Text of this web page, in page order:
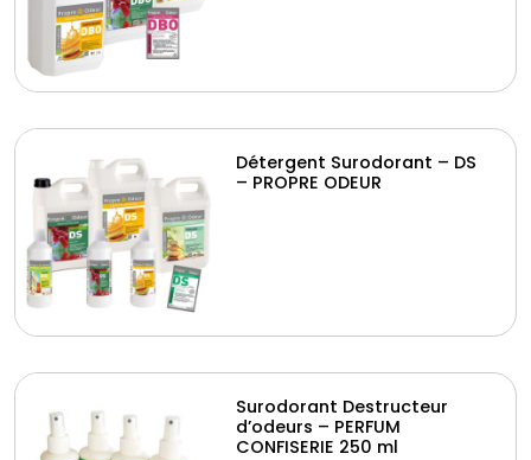
Détergent Surodorant – DS
– PROPRE ODEUR
Surodorant Destructeur
d’odeurs – PERFUM
CONFISERIE 250 ml